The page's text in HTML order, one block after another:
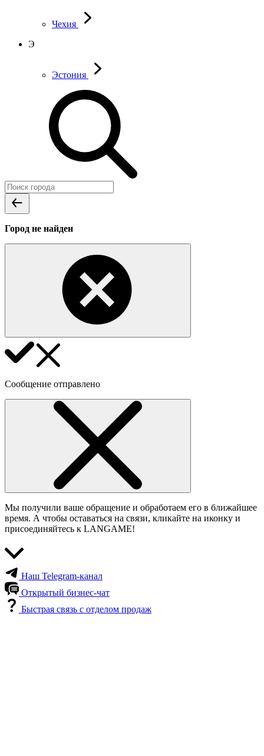
Чехия
Э
Эстония
Город не найден
Сообщение отправлено
Мы получили ваше обращение и обработаем его в ближайшее
время. А чтобы оставаться на связи, кликайте на иконку и
присоединяйтесь к LANGAME!
Наш Telegram-канал
Открытый бизнес-чат
Быстрая связь с отделом продаж